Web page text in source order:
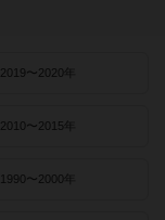
2019〜2020年
2010〜2015年
1990〜2000年